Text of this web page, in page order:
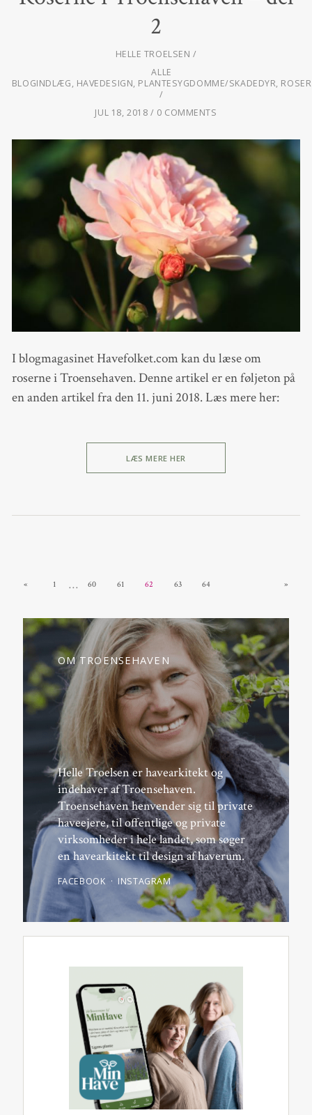
2
HELLE TROELSEN
ALLE
BLOGINDLÆG, HAVEDESIGN, PLANTESYGDOMME/SKADEDYR, ROSER
JUL 18, 2018 0 COMMENTS
I blogmagasinet Havefolket.com kan du læse om
roserne i Troensehaven. Denne artikel er en føljeton på
en anden artikel fra den 11. juni 2018. Læs mere her:
LÆS MERE HER
« 1 … 60 61 62 63 64 »
OM TROENSEHAVEN
Helle Troelsen er havearkitekt og
indehaver af Troensehaven.
Troensehaven henvender sig til private
haveejere, til offentlige og private
virksomheder i hele landet, som søger
en havearkitekt til design af haverum.
FACEBOOK INSTAGRAM